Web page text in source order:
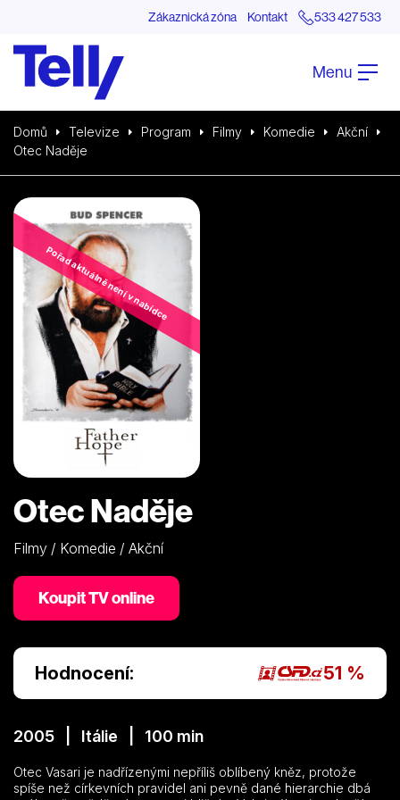
Zákaznická zóna Kontakt 533 427 533
Menu
Domů Televize Program Filmy Komedie
Akční
Otec Naděje
Pořad aktuálně není v nabídce
Otec Naděje
Filmy / Komedie / Akční
Koupit TV online
Hodnocení: 51 %
2005 | Itálie | 100 min
Otec Vasari je nadřízenými nepříliš oblíbený kněz, protože
spíše než církevních pravidel ani pevně dané hierarchie dbá